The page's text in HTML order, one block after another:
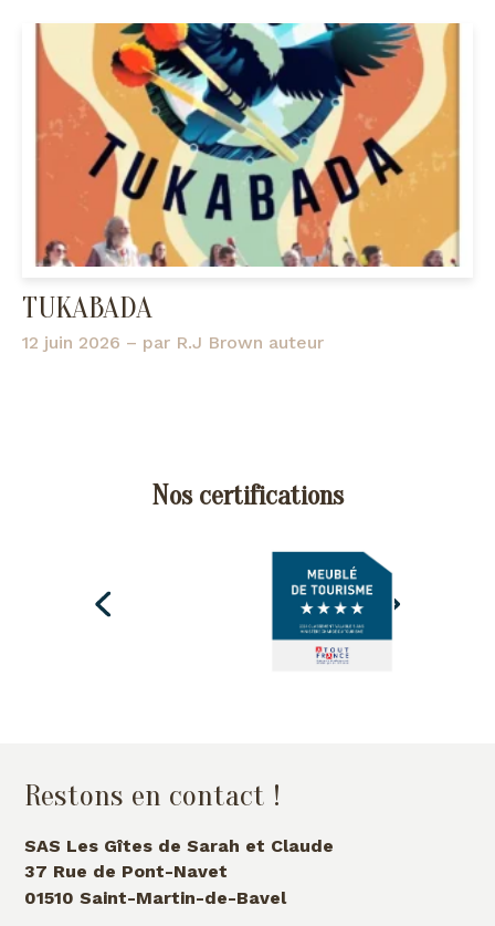
TUKABADA
12 juin 2026 – par R.J Brown auteur
Nos certifications
Restons en contact !
SAS Les Gîtes de Sarah et Claude
37 Rue de Pont-Navet
01510 Saint-Martin-de-Bavel